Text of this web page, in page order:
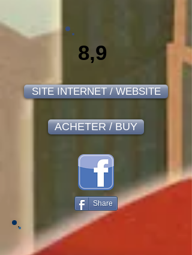
8,9
SITE INTERNET / WEBSITE
ACHETER / BUY
Share